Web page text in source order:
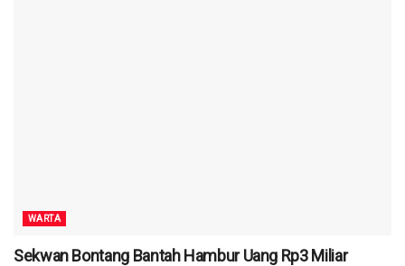
WARTA
Sekwan Bontang Bantah Hambur Uang Rp3 Miliar